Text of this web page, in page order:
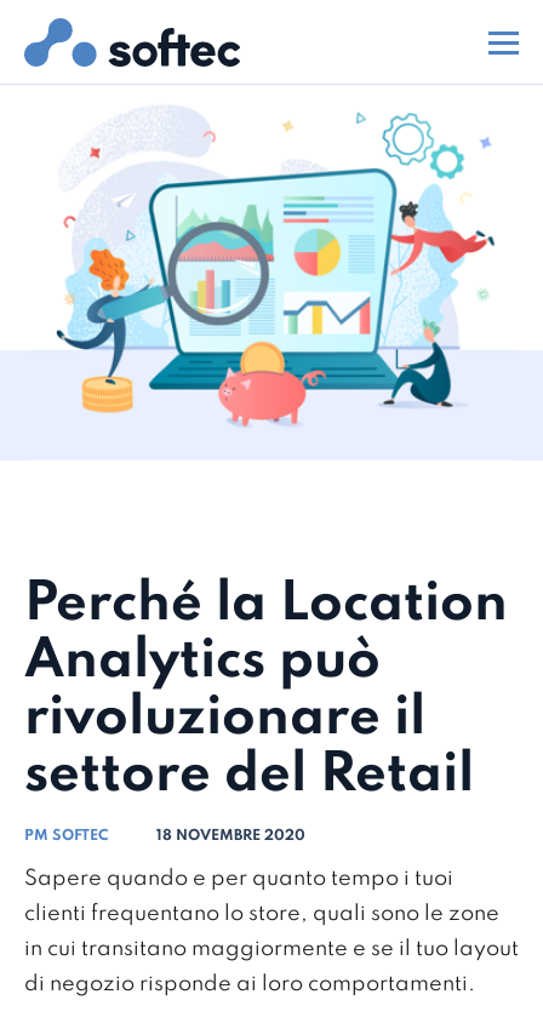
Perché la Location
Analytics può
rivoluzionare il
settore del Retail
PM SOFTEC 18 NOVEMBRE 2020
Sapere quando e per quanto tempo i tuoi
clienti frequentano lo store, quali sono le zone
in cui transitano maggiormente e se il tuo layout
di negozio risponde ai loro comportamenti.